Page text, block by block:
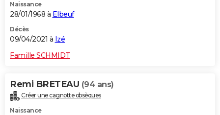
Naissance
28/01/1968 à Elbeuf
Décès
09/04/2021 à Izé
Famille SCHMIDT
Remi BRETEAU (94 ans)
Créer une cagnotte obsèques
Naissance